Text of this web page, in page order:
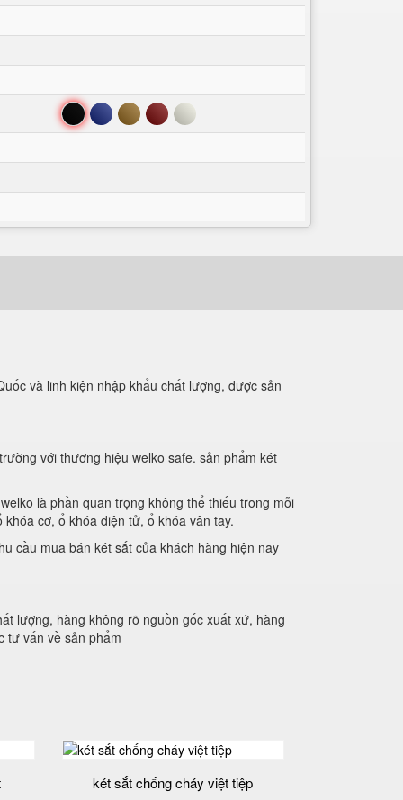
Đen Xanh Nâu Đỏ Trắng
và linh kiện nhập khẩu chất lượng, được sản
với thương hiệu welko safe. sản phẩm két
là phần quan trọng không thể thiếu trong mỗi
cơ, ổ khóa điện tử, ổ khóa vân tay.
cầu mua bán két sắt của khách hàng hiện nay
lượng, hàng không rõ nguồn gốc xuất xứ, hàng
tư vấn về sản phẩm
két sắt chống cháy việt tiệp